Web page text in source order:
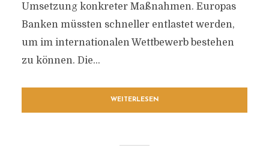
Umsetzung konkreter Maßnahmen. Europas
Banken müssten schneller entlastet werden,
um im internationalen Wettbewerb bestehen
zu können. Die...
WEITERLESEN